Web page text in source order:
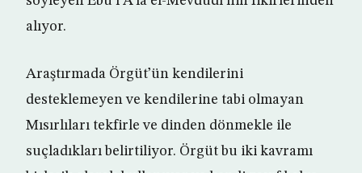
alıyor.
Araştırmada Örgüt’ün kendilerini
desteklemeyen ve kendilerine tabi olmayan
Mısırlıları tekfirle ve dinden dönmekle ile
suçladıkları belirtiliyor. Örgüt bu iki kavramı